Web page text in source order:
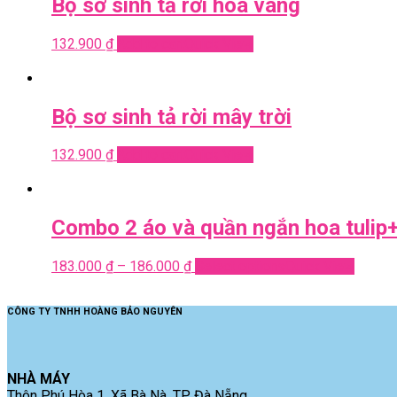
Bộ sơ sinh tả rời hoa vàng
132.900 ₫
Bộ sơ sinh tả rời mây trời
132.900 ₫
Combo 2 áo và quần ngắn hoa
183.000 ₫– 186.000 ₫
CÔNG TY TNHH HOÀNG BẢO NGUYÊN
NHÀ MÁY